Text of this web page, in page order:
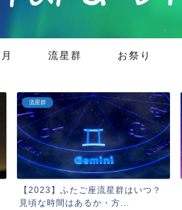
月 流星群 お祭り
流星群
【2023年】みずがめ座δ流星群と
は？いつ見れるのか・方...